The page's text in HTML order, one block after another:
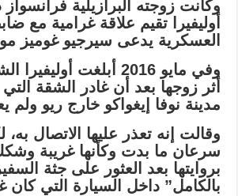
وكانت زوجته البرازيلية
أوليفيرا تقيم علاقة غرامية مع
العسكرية يدعى سيرجيو غوميز
وفي مايو 2016 أبلغت
أثر زوجها بعد أن غادر الشقة
مدينة نوفا إيغواكو خارج ريو ولم
وقالت إنه تعذر عليها الاتصال به،
سرعان ما بدت وكأنها غريبة
بروايتها بعد العثور على جثة
بالكامل” داخل السيارة التي كان